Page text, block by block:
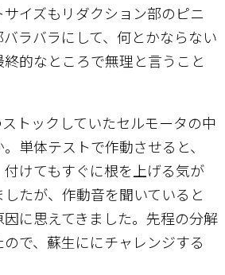
イズもリダクション部のピニ
ラバラにして、何とかならない
的なところで無理と言うこと
トックしていたセルモータの中
単体テストで作動させると、
けてもすぐに根を上げる気が
たが、作動音を聞いていると
に思えてきました。先程の分解
で、蘇生ににチャレンジする